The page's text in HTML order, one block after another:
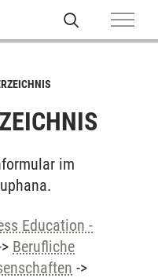
im
Education -
Berufliche
->